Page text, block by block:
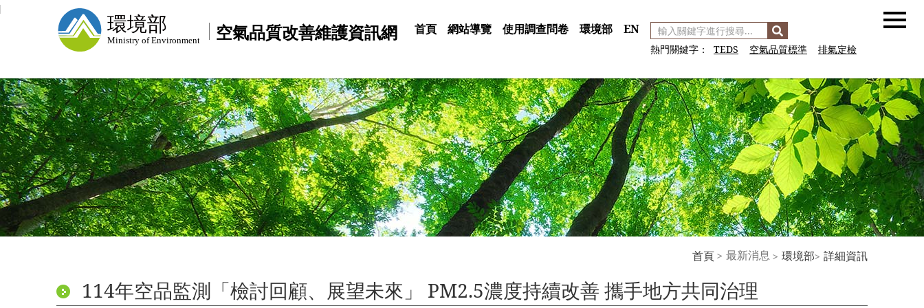
空氣品質改善維護資訊網
首頁
網站導覽 使用調查問卷 環境部 EN
熱門關鍵字： TEDS 空氣品質標準 排氣定檢
選
首頁 最新消息 環境部 詳細資訊
114年空品監測「檢討回顧、展望未來」 PM2.5濃度持續改善 攜手地方共同治理